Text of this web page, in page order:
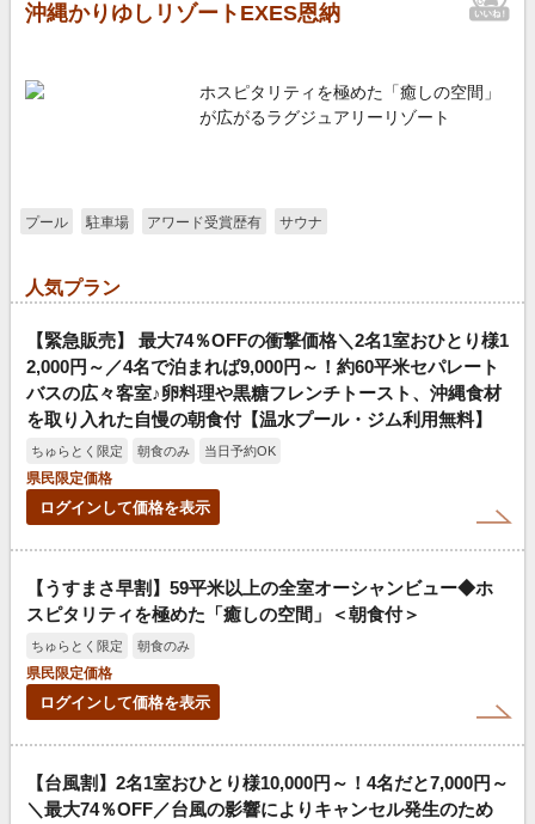
沖縄かりゆしリゾートEXES恩納
ホスピタリティを極めた「癒しの空間」
が広がるラグジュアリーリゾート
プール 駐車場 アワード受賞歴有 サウナ
人気プラン
【緊急販売】 最大74％OFFの衝撃価格＼2名1室おひとり様1
2,000円～／4名で泊まれば9,000円～！約60平米セパレート
バスの広々客室♪卵料理や黒糖フレンチトースト、沖縄食材
を取り入れた自慢の朝食付【温水プール・ジム利用無料】
ちゅらとく限定 朝食のみ
当日予約OK
県民限定価格
ログインして価格を表示
【うすまさ早割】59平米以上の全室オーシャンビュー◆ホ
スピタリティを極めた「癒しの空間」＜朝食付＞
ちゅらとく限定
朝食のみ
県民限定価格
ログインして価格を表示
【台風割】2名1室おひとり様10,000円～！4名だと7,000円～
＼最大74％OFF／台風の影響によりキャンセル発生のため